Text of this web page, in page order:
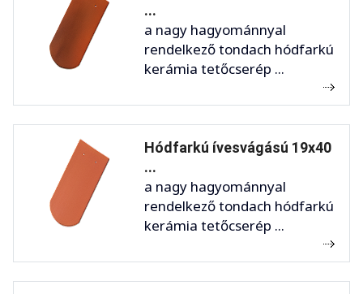
...
a nagy hagyománnyal
rendelkező tondach hódfarkú
kerámia tetőcserép ...
Hódfarkú ívesvágású 19x40
...
a nagy hagyománnyal
rendelkező tondach hódfarkú
kerámia tetőcserép ...